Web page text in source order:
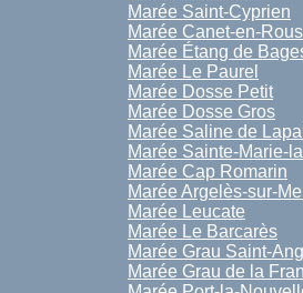
Marée Saint-Cyprien
Marée Canet-en-
Marée Étang de
Marée Le Paurel
Marée Dosse Petit
Marée Dosse Gros
Marée Saline de
Marée Sainte-Marie-
Marée Cap Romarin
Marée Argelès-sur-
Marée Leucate
Marée Le Barcarès
Marée Grau Saint-
Marée Grau de la